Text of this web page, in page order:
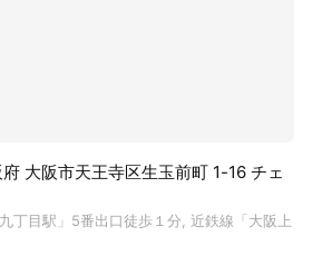
大阪市天王寺区生玉前町 1-16 チェ
丁目駅」5番出口徒歩１分, 近鉄線「大阪上